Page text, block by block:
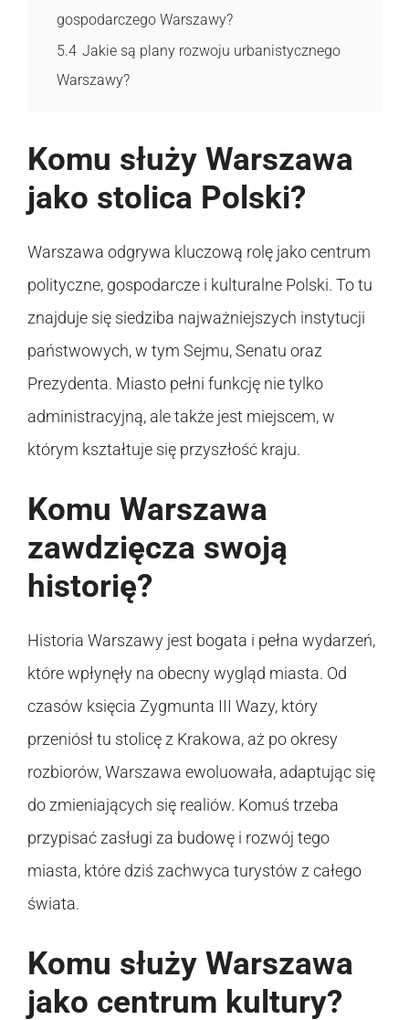
gospodarczego Warszawy?
5.4 Jakie są plany rozwoju urbanistycznego
Warszawy?
Komu służy Warszawa
jako stolica Polski?
Warszawa odgrywa kluczową rolę jako centrum
polityczne, gospodarcze i kulturalne Polski. To tu
znajduje się siedziba najważniejszych instytucji
państwowych, w tym Sejmu, Senatu oraz
Prezydenta. Miasto pełni funkcję nie tylko
administracyjną, ale także jest miejscem, w
którym kształtuje się przyszłość kraju.
Komu Warszawa
zawdzięcza swoją
historię?
Historia Warszawy jest bogata i pełna wydarzeń,
które wpłynęły na obecny wygląd miasta. Od
czasów księcia Zygmunta III Wazy, który
przeniósł tu stolicę z Krakowa, aż po okresy
rozbiorów, Warszawa ewoluowała, adaptując się
do zmieniających się realiów. Komuś trzeba
przypisać zasługi za budowę i rozwój tego
miasta, które dziś zachwyca turystów z całego
świata.
Komu służy Warszawa
jako centrum kultury?